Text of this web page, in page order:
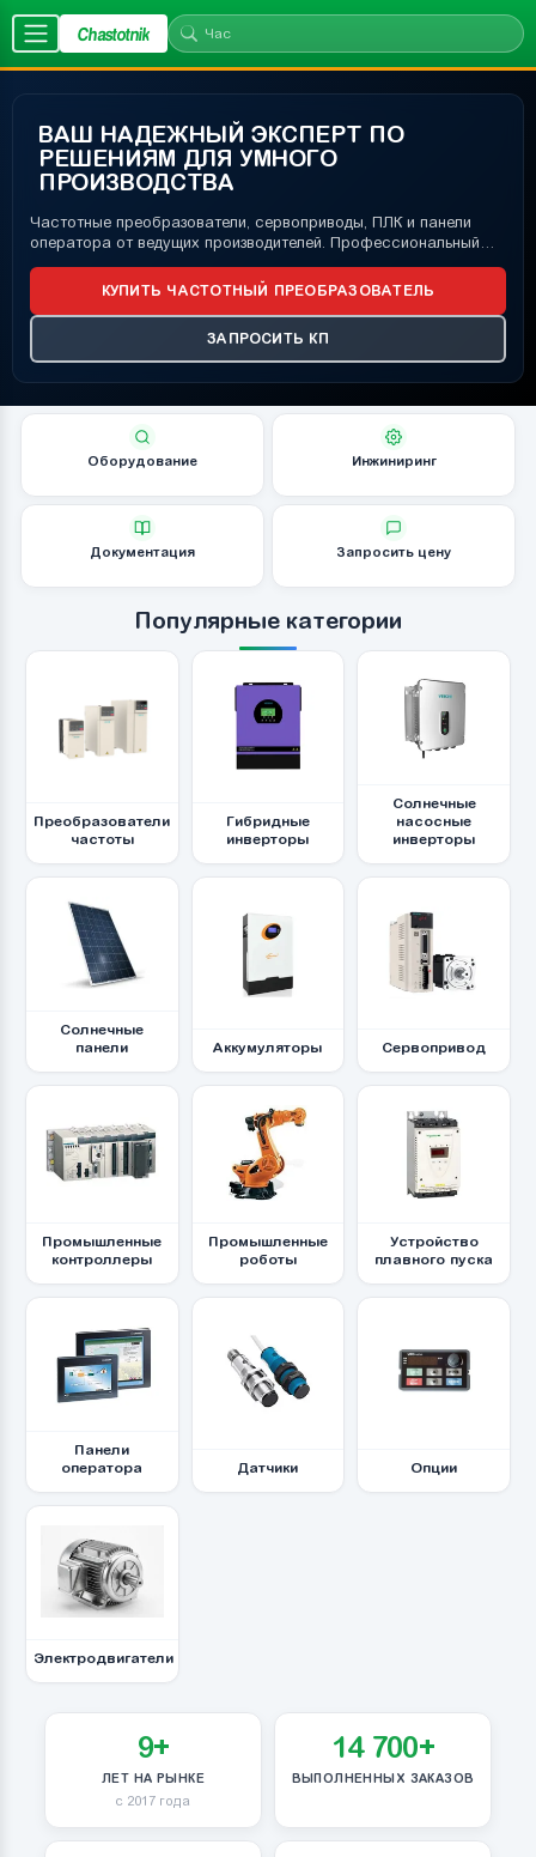
Chastotnik
ВАШ НАДЕЖНЫЙ ЭКСПЕРТ ПО
РЕШЕНИЯМ ДЛЯ УМНОГО
ПРОИЗВОДСТВА
Частотные преобразователи, сервоприводы, ПЛК и панели
оператора от ведущих производителей. Профессиональный
подбор оборудования и инженерная поддержка.
КУПИТЬ ЧАСТОТНЫЙ ПРЕОБРАЗОВАТЕЛЬ
ЗАПРОСИТЬ КП
Оборудование Инжиниринг
Документация Запросить цену
Популярные категории
Преобразователи
частоты
Гибридные
инверторы
Солнечные
насосные
инверторы
Солнечные
панели
Аккумуляторы Сервопривод
Промышленные
контроллеры
Промышленные
роботы
Устройство
плавного пуска
Панели
оператора
Датчики Опции
Электродвигатели
9+
ЛЕТ НА РЫНКЕ
с 2017 года
14 700+
ВЫПОЛНЕННЫХ ЗАКАЗОВ